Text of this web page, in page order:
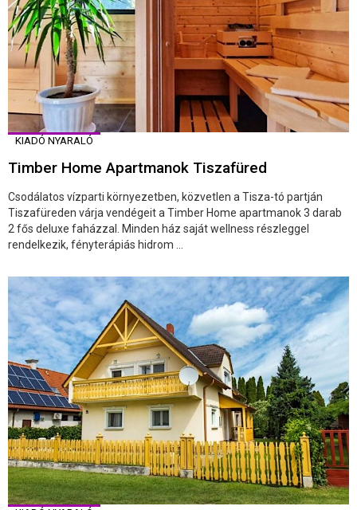
KIADÓ NYARALÓ
Timber Home Apartmanok Tiszafüred
Csodálatos vízparti környezetben, közvetlen a Tisza-tó partján
Tiszafüreden várja vendégeit a Timber Home apartmanok 3 darab
2 fős deluxe faházzal. Minden ház saját wellness részleggel
rendelkezik, fényterápiás hidrom ...